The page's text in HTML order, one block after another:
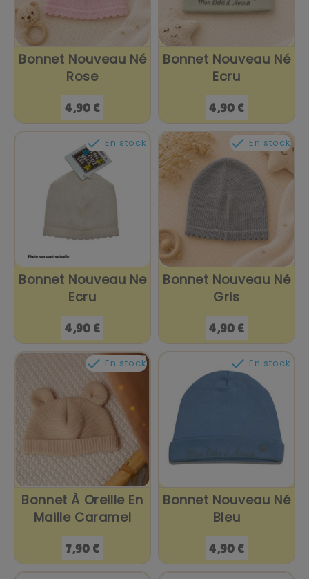
Bonnet Nouveau Né
Rose
Prix
4,90 €
Bonnet Nouveau Né
Ecru
Prix
4,90 €
 En stock
Bonnet Nouveau Ne
Ecru
Prix
4,90 €
 En stock
Bonnet Nouveau Né
Gris
Prix
4,90 €
 En stock
Bonnet À Oreille En
Maille Caramel
Prix
7,90 €
 En stock
Bonnet Nouveau Né
Bleu
Prix
4,90 €